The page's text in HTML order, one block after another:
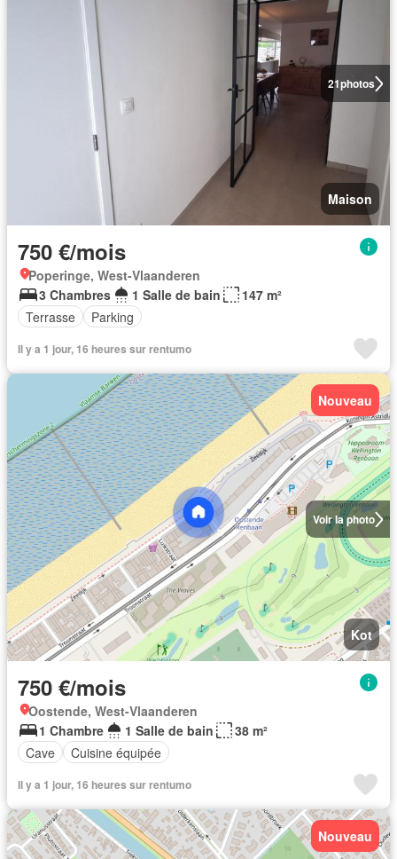
21photos
Maison
750 €/mois
Poperinge, West-Vlaanderen
3 Chambres
1 Salle de bain
147 m²
Terrasse
Parking
Il y a 1 jour, 16 heures sur rentumo
Voir la photo
Nouveau
Kot
750 €/mois
Oostende, West-Vlaanderen
1 Chambre
1 Salle de bain
38 m²
Cave
Cuisine équipée
Il y a 1 jour, 16 heures sur rentumo
Nouveau